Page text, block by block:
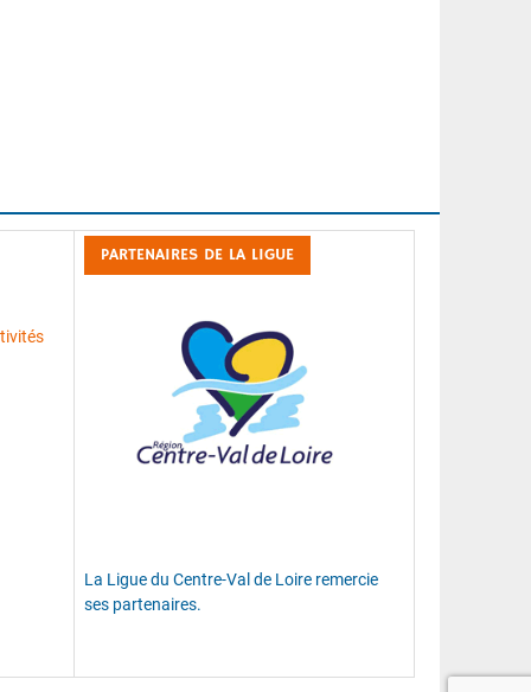
PARTENAIRES DE LA LIGUE
La Ligue du Centre-Val de Loire remercie
ses partenaires.